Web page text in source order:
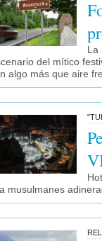
La
del mítico
algo más que aire
musulmanes